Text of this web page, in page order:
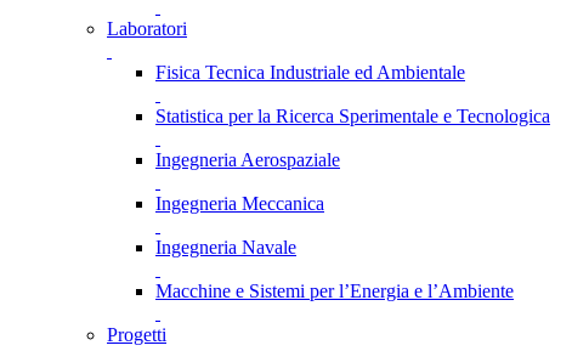
Laboratori
Fisica Tecnica Industriale ed Ambientale
Statistica per la Ricerca Sperimentale e Tecnologica
Ingegneria Aerospaziale
Ingegneria Meccanica
Ingegneria Navale
Macchine e Sistemi per l’Energia e l’Ambiente
Progetti